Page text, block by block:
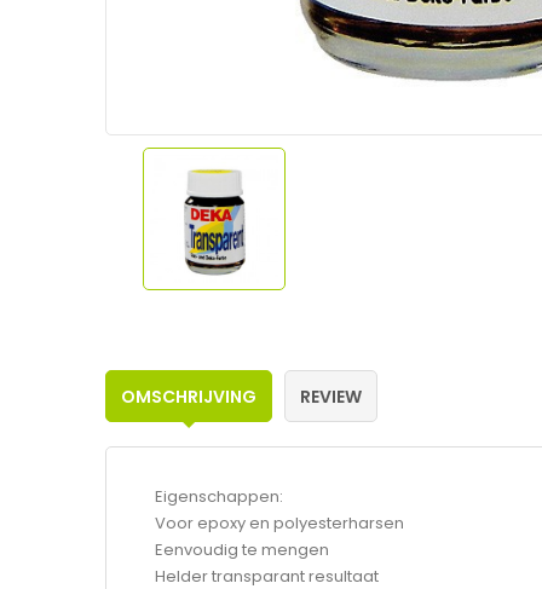
OMSCHRIJVING REVIEW
Eigenschappen:
Voor epoxy en polyesterharsen
Eenvoudig te mengen
Helder transparant resultaat